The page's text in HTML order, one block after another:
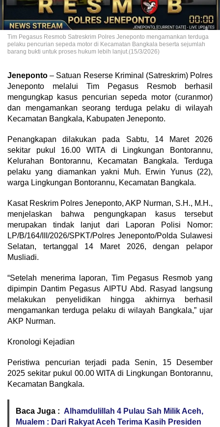
Tim Pegasus Resmob Satreskrim Polres Jeneponto mengamankan terduga
pelaku pencurian sepeda motor di Kecamatan Bangkala beserta sejumlah
barang bukti untuk proses hukum lebih lanjut.(15/3/2026)
Jeneponto – Satuan Reserse Kriminal (Satreskrim) Polres
Jeneponto melalui Tim Pegasus Resmob berhasil
mengungkap kasus pencurian sepeda motor (curanmor)
dan mengamankan seorang terduga pelaku di wilayah
Kecamatan Bangkala, Kabupaten Jeneponto.
Penangkapan dilakukan pada Sabtu, 14 Maret 2026
sekitar pukul 16.00 WITA di Lingkungan Bontorannu,
Kelurahan Bontorannu, Kecamatan Bangkala. Terduga
pelaku yang diamankan yakni Muh. Erwin Yunus (22),
warga Lingkungan Bontorannu, Kecamatan Bangkala.
Kasat Reskrim Polres Jeneponto, AKP Nurman, S.H., M.H.,
menjelaskan bahwa pengungkapan kasus tersebut
merupakan tindak lanjut dari Laporan Polisi Nomor:
LP/B/164/III/2026/SPKT/Polres Jeneponto/Polda Sulawesi
Selatan, tertanggal 14 Maret 2026, dengan pelapor
Musliadi.
“Setelah menerima laporan, Tim Pegasus Resmob yang
dipimpin Dantim Pegasus AIPTU Abd. Rasyad langsung
melakukan penyelidikan hingga akhirnya berhasil
mengamankan terduga pelaku di wilayah Bangkala,” ujar
AKP Nurman.
Kronologi Kejadian
Peristiwa pencurian terjadi pada Senin, 15 Desember
2025 sekitar pukul 00.00 WITA di Lingkungan Bontorannu,
Kecamatan Bangkala.
Baca Juga : Alhamdulillah 4 Pulau Sah Milik Aceh,
Mualem : Dari Rakyat Aceh Terima Kasih Presiden